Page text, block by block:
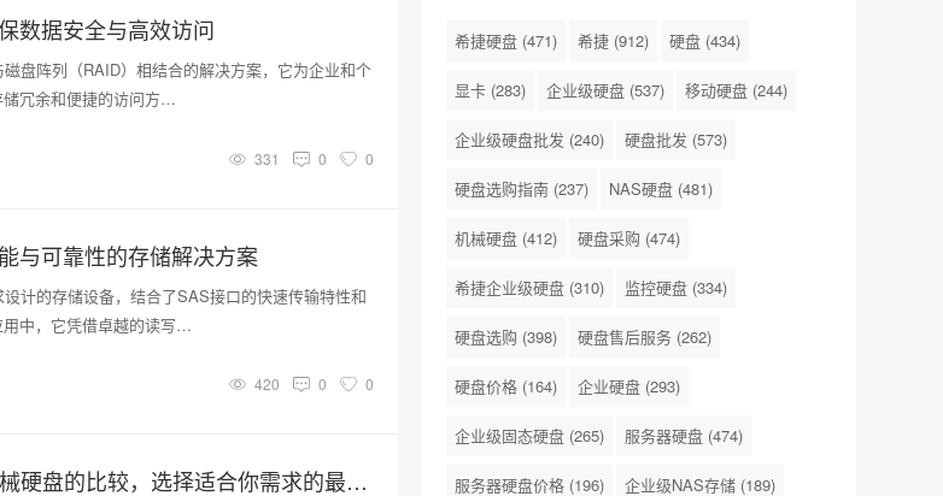
数据安全与高效访问
盘阵列（RAID）相结合的解决方案，它为企业和个
储冗余和便捷的访问方…
331 0 0
与可靠性的存储解决方案
计的存储设备，结合了SAS接口的快速传输特性和
中，它凭借卓越的读写…
420 0 0
NAS存储使用固态硬盘与机械硬盘的比较，选择适合你需求的最佳方案
希捷硬盘 (471) 希捷 (912) 硬盘 (434)
显卡 (283) 企业级硬盘 (537) 移动硬盘 (244)
企业级硬盘批发 (240) 硬盘批发 (573)
硬盘选购指南 (237) NAS硬盘 (481)
机械硬盘 (412) 硬盘采购 (474)
希捷企业级硬盘 (310) 监控硬盘 (334)
硬盘选购 (398) 硬盘售后服务 (262)
硬盘价格 (164) 企业硬盘 (293)
企业级固态硬盘 (265) 服务器硬盘 (474)
服务器硬盘价格 (196) 企业级NAS存储 (189)